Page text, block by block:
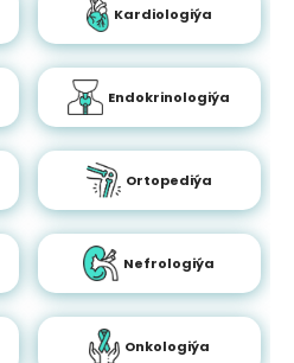
Kardiologiýa
Endokrinologiýa
Ortopediýa
Nefrologiýa
Onkologiýa